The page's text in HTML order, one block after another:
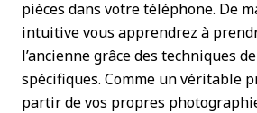
pièces dans votre téléphone. De
intuitive vous apprendrez à
l’ancienne grâce des techniques
spécifiques. Comme un véritable
partir de vos propres